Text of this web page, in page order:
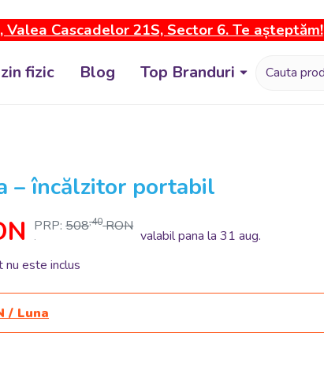
Cascadelor 21S, Sector 6. Te așteptăm!
fizic Blog Top Branduri
– încălzitor portabil
PRP: 508,40 RON
.
valabil pana la 31 aug.
este inclus
/ Luna